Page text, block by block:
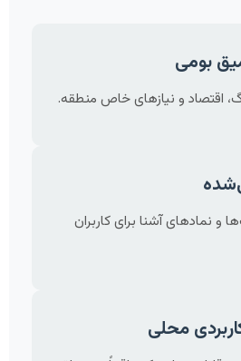
بومی
اقتصاد و نیازهای خاص منطقه.
و نمادهای آشنا برای کاربران
محلی